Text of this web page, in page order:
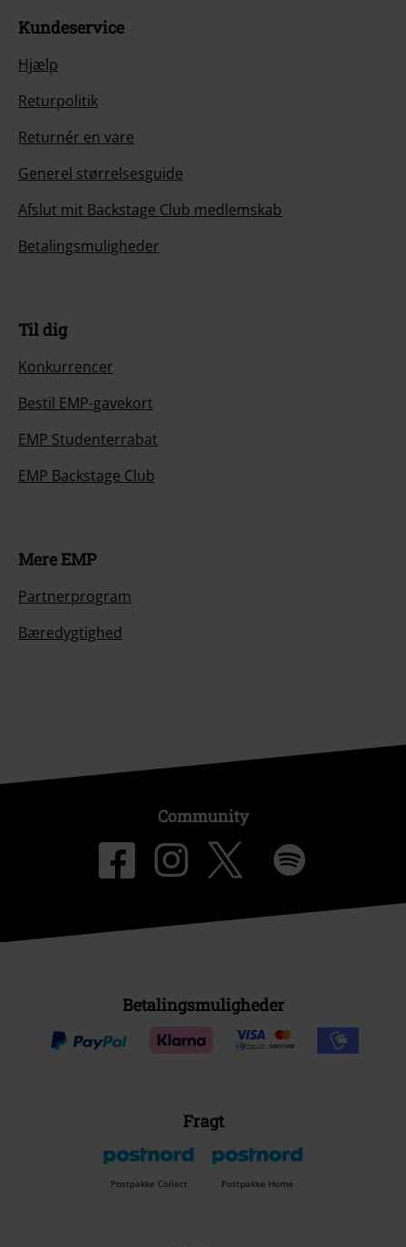
Kundeservice
Hjælp
Returpolitik
Returnér en vare
Generel størrelsesguide
Afslut mit Backstage Club medlemskab
Betalingsmuligheder
Til dig
Konkurrencer
Bestil EMP-gavekort
EMP Studenterrabat
EMP Backstage Club
Mere EMP
Partnerprogram
Bæredygtighed
Community
Betalingsmuligheder
Fragt
Postpakke Collect Postpakke Home